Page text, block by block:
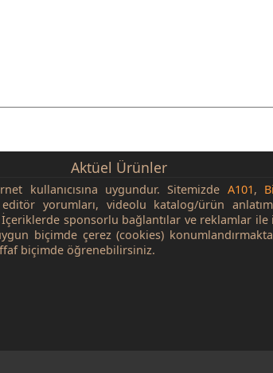
Aktüel Ürünler
kullanıcısına uygundur. Sitemizde A101,
yorumları, videolu katalog/ürün
sponsorlu bağlantılar ve reklamlar
biçimde çerez (cookies)
biçimde öğrenebilirsiniz.